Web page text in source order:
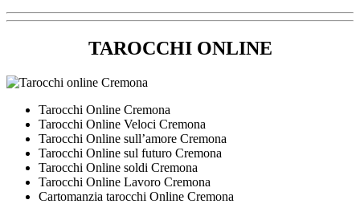
TAROCCHI ONLINE
Tarocchi Online Cremona
Tarocchi Online Veloci Cremona
Tarocchi Online sull’amore Cremona
Tarocchi Online sul futuro Cremona
Tarocchi Online soldi Cremona
Tarocchi Online Lavoro Cremona
Cartomanzia tarocchi Online Cremona